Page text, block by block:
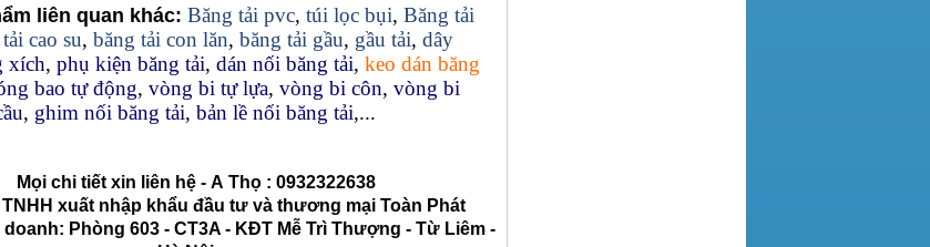
liên quan khác: Băng tải pvc, túi lọc bụi, Băng tải
cao su, băng tải con lăn, băng tải gầu, gầu tải, dây
xích, phụ kiện băng tải, dán nối băng tải, keo dán băng
bao tự động, vòng bi tự lựa, vòng bi côn, vòng bi
, ghim nối băng tải, bản lề nối băng tải,...
Mọi chi tiết xin liên hệ - A Thọ : 0932322638
xuất nhập khẩu đầu tư và thương mại Toàn Phát
Phòng 603 - CT3A - KĐT Mễ Trì Thượng - Từ Liêm -